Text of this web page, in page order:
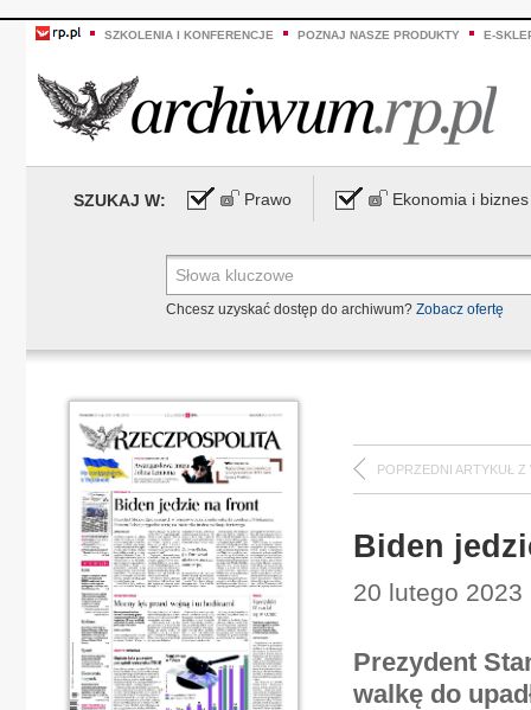
SZKOLENIA I KONFERENCJE POZNAJ NASZE PRODUKTY E-
SZUKAJ W: Prawo Ekonomia i biznes
Chcesz uzyskać dostęp do archiwum? Zobacz ofertę
POPRZEDNI ARTYKUŁ Z
Biden
20 lutego
Prezydent
walkę do